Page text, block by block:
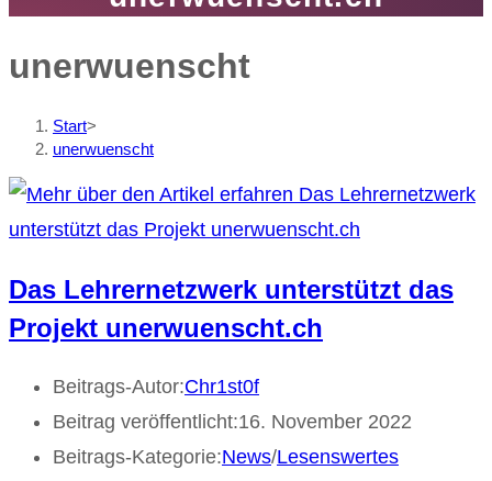
unerwuenscht
Start>
unerwuenscht
Das Lehrernetzwerk unterstützt das
Projekt unerwuenscht.ch
Beitrags-Autor:Chr1st0f
Beitrag veröffentlicht:16. November 2022
Beitrags-Kategorie:News/Lesenswertes